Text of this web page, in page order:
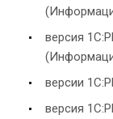
версия
версии
версия